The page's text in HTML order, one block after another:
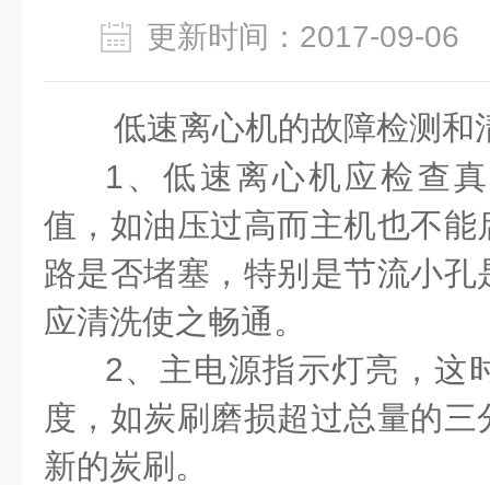
更新时间：2017-09-
低速离心机的故障检测和
1、低速离心机应检查
值，如油压过高而主机也不
路是否堵塞，特别是节流小
应清洗使之畅通。
2、 主电源指示灯亮，这
度，如炭刷磨损超过总量的
新的炭刷。